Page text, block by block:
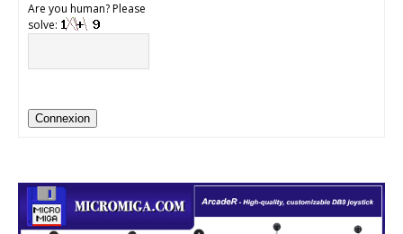
Are you human? Please
solve:
Connexion